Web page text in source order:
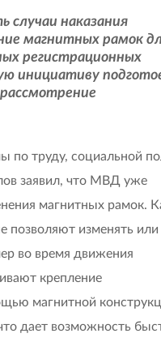
случаи наказания
магнитных рамок
регистрационных
инициативу
по труду, социальной
заявил, что МВД уже
магнитных рамок.
позволяют изменять или
во время движения
крепление
магнитной
дает возможность